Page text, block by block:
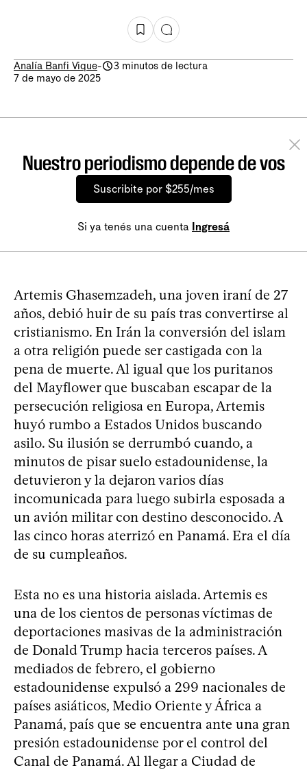
Analía Banfi Vique-
3 minutos de lectura
7 de mayo de 2025
Nuestro periodismo depende de vos
Suscribite por $255/mes
Si ya tenés una cuenta Ingresá
Artemis Ghasemzadeh, una joven iraní de 27
años, debió huir de su país tras convertirse al
cristianismo. En Irán la conversión del islam
a otra religión puede ser castigada con la
pena de muerte. Al igual que los puritanos
del Mayflower que buscaban escapar de la
persecución religiosa en Europa, Artemis
huyó rumbo a Estados Unidos buscando
asilo. Su ilusión se derrumbó cuando, a
minutos de pisar suelo estadounidense, la
detuvieron y la dejaron varios días
incomunicada para luego subirla esposada a
un avión militar con destino desconocido. A
las cinco horas aterrizó en Panamá. Era el día
de su cumpleaños.
Esta no es una historia aislada. Artemis es
una de los cientos de personas víctimas de
deportaciones masivas de la administración
de Donald Trump hacia terceros países. A
mediados de febrero, el gobierno
estadounidense expulsó a 299 nacionales de
países asiáticos, Medio Oriente y África a
Panamá, país que se encuentra ante una gran
presión estadounidense por el control del
Canal de Panamá. Al llegar a Ciudad de